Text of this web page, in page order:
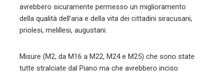
avrebbero sicuramente permesso un miglioramento
della qualità dell’aria e della vita dei cittadini siracusani,
priolesi, melillesi, augustani.
Misure (M2, da M16 a M22, M24 e M25) che sono state
tutte stralciate dal Piano ma che avrebbero inciso